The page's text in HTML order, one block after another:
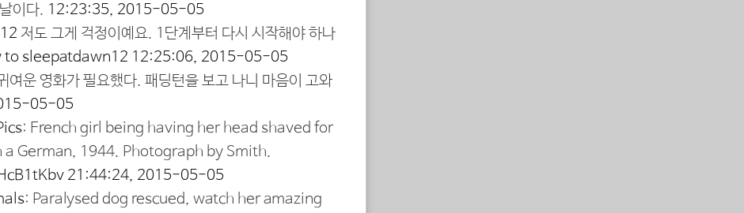
이다. 12:23:35, 2015-05-05
저도 그게 걱정이예요. 1단계부터 다시 시작해야 하나
to sleepatdawn12 12:25:06, 2015-05-05
여운 영화가 필요했다. 패딩턴을 보고 나니 마음이 고와
05-05
: French girl being having her head shaved for
German, 1944. Photograph by Smith.
21:44:24, 2015-05-05
: Paralysed dog rescued, watch her amazing